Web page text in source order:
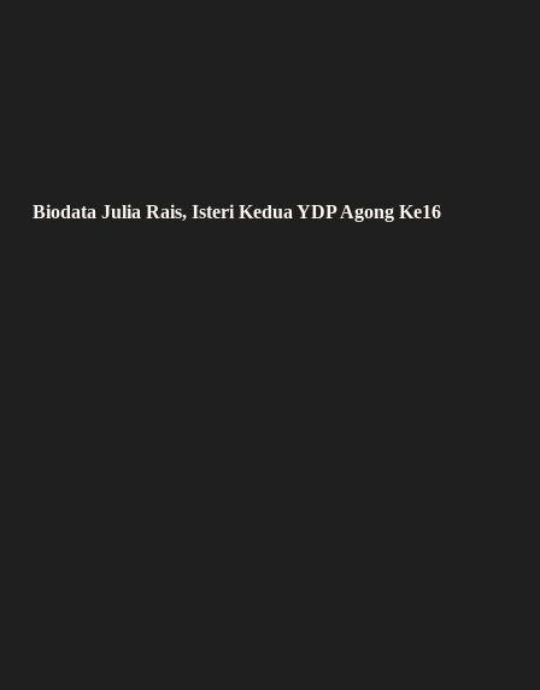
Biodata Julia Rais, Isteri Kedua YDP Agong Ke16